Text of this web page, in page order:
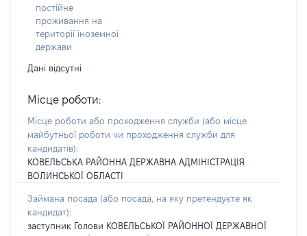
постійне
проживання на
території іноземної
держави
Дані відсутні
Місце роботи:
Місце роботи або проходження служби (або місце
майбутньої роботи чи проходження служби для
кандидатів):
КОВЕЛЬСЬКА РАЙОННА ДЕРЖАВНА АДМІНІСТРАЦІЯ
ВОЛИНСЬКОЇ ОБЛАСТІ
Займана посада (або посада, на яку претендуєте як
кандидат):
заступник Голови КОВЕЛЬСЬКОЇ РАЙОННОЇ ДЕРЖАВНОЇ